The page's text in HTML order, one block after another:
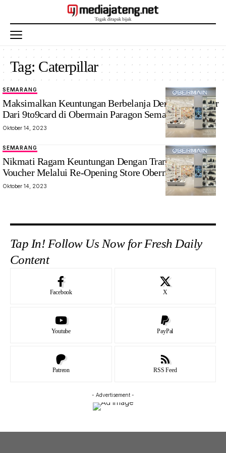
Tag: Caterpillar
Gerain
Obermain
Paragon
Semarang.
Foto: ist
SEMARANG
Maksimalkan Keuntungan Berbelanja Dengan Member
Dari 9to9card di Obermain Paragon Semarang
Oktober 14, 2023
Gerai
Obermain
Paragon
Semarang.
SEMARANG
Nikmati Ragam Keuntungan Dengan Transmarco Gift
Voucher Melalui Re-Opening Store Obermain Paragon
Oktober 14, 2023
Tap In! Follow Us Now for Fresh Daily
Content
Facebook X
Youtube PayPal
Patreon RSS Feed
- Advertisement -